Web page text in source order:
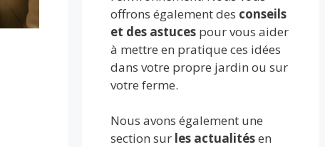
offrons également des conseils
et des astuces pour vous aider
à mettre en pratique ces idées
dans votre propre jardin ou sur
votre ferme.
Nous avons également une
section sur les actualitésen